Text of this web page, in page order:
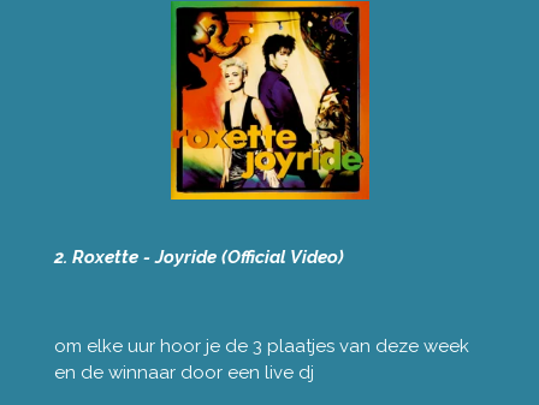
2. Roxette - Joyride (Official Video)
om elke uur hoor je de 3 plaatjes van deze week
en de winnaar door een live dj